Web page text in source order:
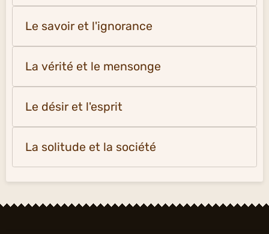
Le savoir et l'ignorance
La vérité et le mensonge
Le désir et l'esprit
La solitude et la société